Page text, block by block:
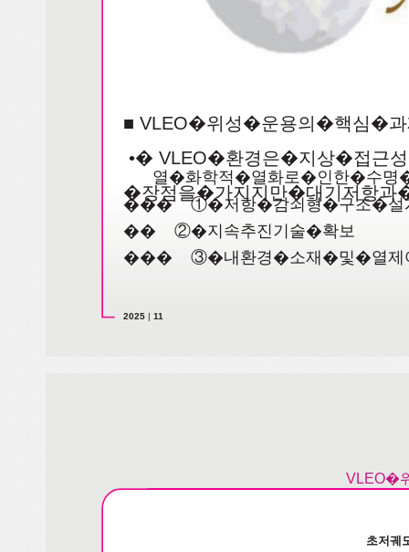
■ VLEO�위성�운용의�핵심�과
•� VLEO�환경은�지상�접근
�장점을�가지지만�대기저항과
열�화학적�열화로�인한�수명
��� ①�저항�감쇠형�구조�설
�� ②�지속추진기술�확보
��� ③�내환경�소재�및�열제
2025 | 11
VLEO�
초저